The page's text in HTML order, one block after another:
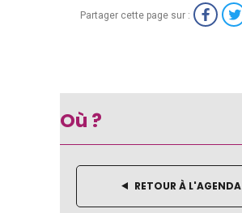
Partager cette page sur :
Où ?
RETOUR À L'AGENDA